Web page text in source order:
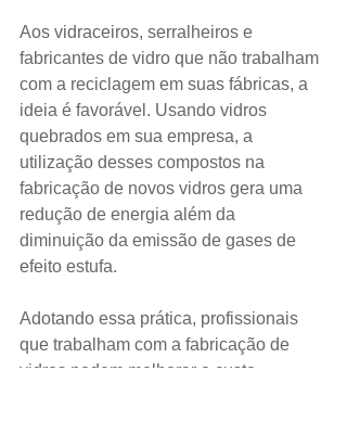
Aos vidraceiros, serralheiros e
fabricantes de vidro que não trabalham
com a reciclagem em suas fábricas, a
ideia é favorável. Usando vidros
quebrados em sua empresa, a
utilização desses compostos na
fabricação de novos vidros gera uma
redução de energia além da
diminuição da emissão de gases de
efeito estufa.
Adotando essa prática, profissionais
que trabalham com a fabricação de
vidros podem melhorar o custo